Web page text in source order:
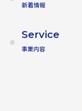
新着情報
Service
事業内容